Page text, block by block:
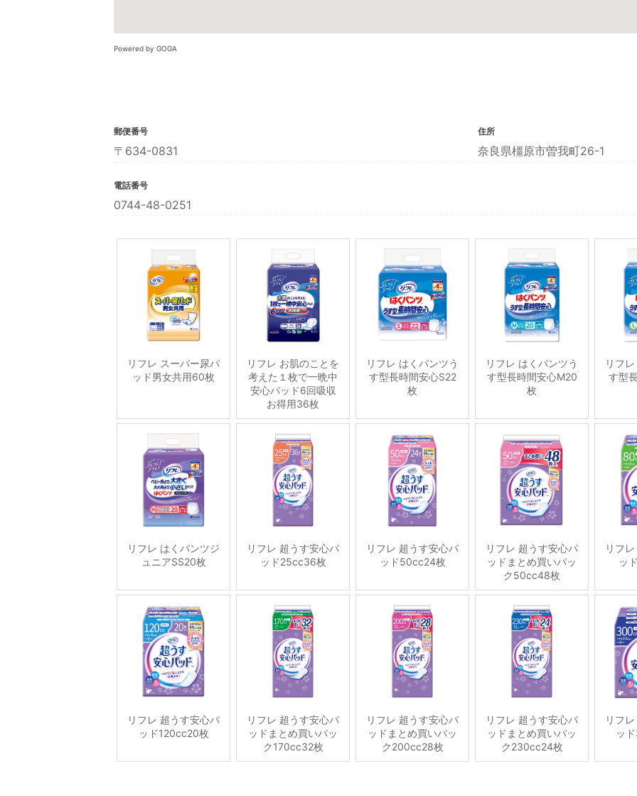
Powered by GOGA
郵便番号
〒634-0831
住所
奈良県橿原市曽我町26-1
電話番号
0744-48-0251
リフレ スーパー尿パ
ッド男女共用60枚
リフレ お肌のことを
考えた１枚で一晩中
安心パッド6回吸収
お得用36枚
リフレ はくパンツう
す型長時間安心S22
枚
リフレ はくパンツう
す型長時間安心M20
枚
リフ
す型
リフレ はくパンツジ
ュニアSS20枚
リフレ 超うす安心パ
ッド25cc36枚
リフレ 超うす安心パ
ッド50cc24枚
リフレ 超うす安心パ
ッドまとめ買いパッ
ク50cc48枚
リフ
ッ
リフレ 超うす安心パ
ッド120cc20枚
リフレ 超うす安心パ
ッドまとめ買いパッ
ク170cc32枚
リフレ 超うす安心パ
ッドまとめ買いパッ
ク200cc28枚
リフレ 超うす安心パ
ッドまとめ買いパッ
ク230cc24枚
リフ
ッ